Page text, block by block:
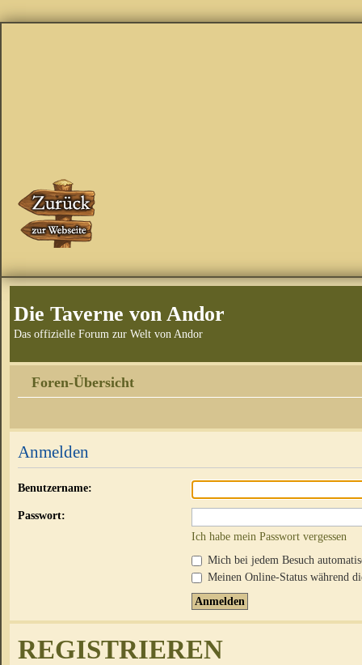
Die Taverne von Andor
Das offizielle Forum zur Welt von Andor
Foren-Übersicht
Anmelden
Benutzername:
Passwort:
Ich habe mein Passwort vergessen
Mich bei jedem Besuch
Meinen Online-Status während
REGISTRIEREN